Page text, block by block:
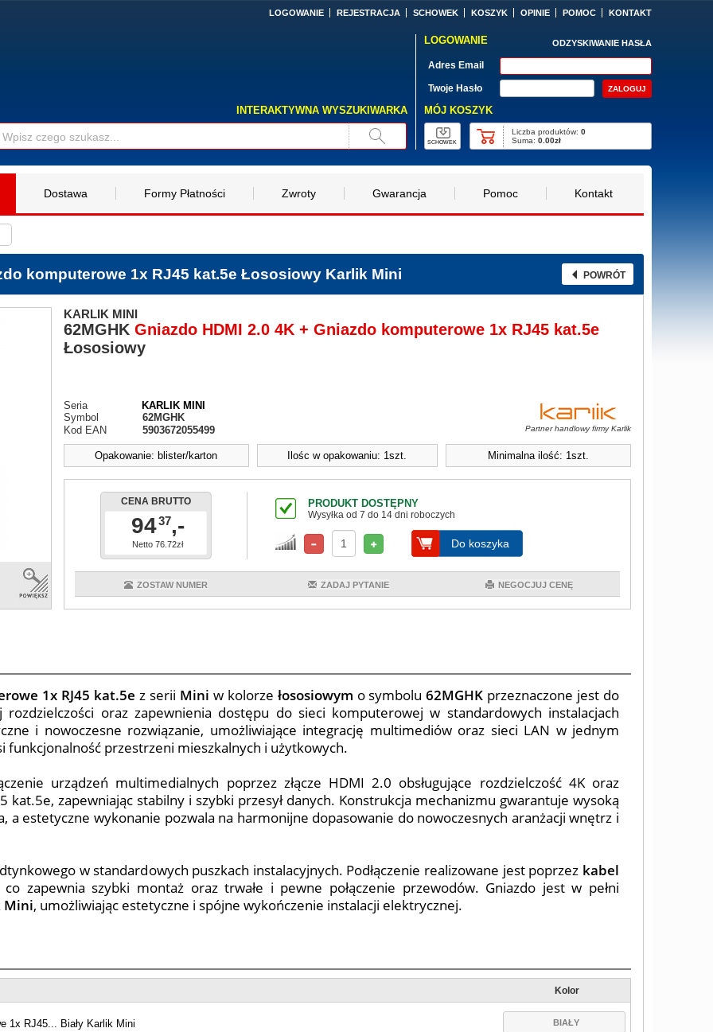
LOGOWANIE REJESTRACJA SCHOWEK KOSZYK OPINIE POMOC KONTAKT
INTERAKTYWNA WYSZUKIWARKA
LOGOWANIE ODZYSKIWANIE HASŁA
Adres Email
Twoje Hasło
MÓJ KOSZYK
SCHOWEK
Liczba produktów:0
Suma:0.00zł
Dostawa Formy Płatności Zwroty Gwarancja Pomoc Kontakt
komputerowe 1x RJ45 kat.5e Łososiowy Karlik Mini POWRÓT
KARLIK MINI
62MGHK Gniazdo HDMI 2.0 4K + Gniazdo komputerowe 1x RJ45 kat.5e
Łososiowy
Seria
KARLIK MINI
Symbol
62MGHK
Kod EAN
5903672055499 Partner handlowy firmy Karlik
Opakowanie: blister/karton Ilośc w opakowaniu: 1szt. Minimalna ilość: 1szt.
CENA BRUTTO
9437,-
Netto 76.72zł
PRODUKT DOSTĘPNY
Wysyłka od 7 do 14 dni roboczych
Do koszyka
ZOSTAW NUMER ZADAJ PYTANIE NEGOCJUJ CENĘ
1x RJ45 kat.5e z serii Mini w kolorze łososiowym o symbolu62MGHK przeznaczone jest do
rozdzielczości oraz zapewnienia dostępu do sieci komputerowej w standardowych instalacjach
i nowoczesne rozwiązanie, umożliwiające integrację multimediów oraz sieci LAN w jednym
funkcjonalność przestrzeni mieszkalnych i użytkowych.
urządzeń multimedialnych poprzez złącze HDMI 2.0 obsługujące rozdzielczość 4K oraz
kat.5e, zapewniając stabilny i szybki przesył danych. Konstrukcja mechanizmu gwarantuje wysoką
a estetyczne wykonanie pozwala na harmonijne dopasowanie do nowoczesnych aranżacji wnętrz i
w standardowych puszkach instalacyjnych. Podłączenie realizowane jest poprzez kabel
co zapewnia szybki montaż oraz trwałe i pewne połączenie przewodów. Gniazdo jest w pełni
Mini, umożliwiając estetyczne i spójne wykończenie instalacji elektrycznej.
Kolor
1x RJ45... Biały Karlik Mini BIAŁY